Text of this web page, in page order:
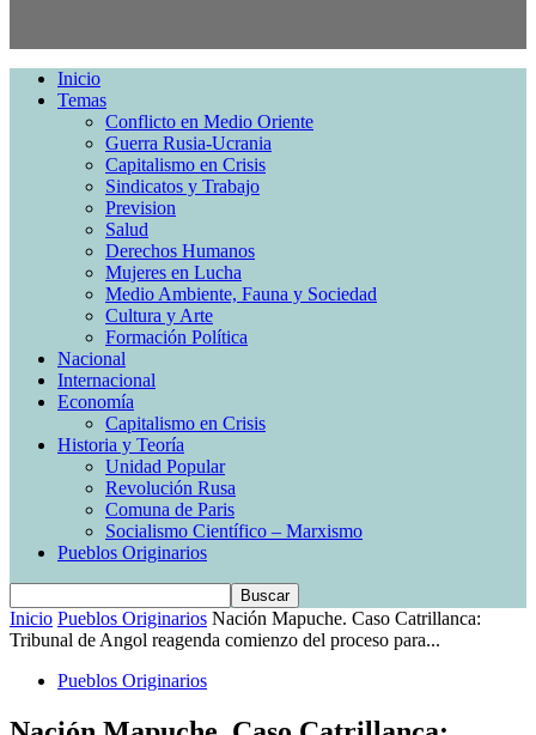
Inicio
Temas
Conflicto en Medio Oriente
Guerra Rusia-Ucrania
Capitalismo en Crisis
Sindicatos y Trabajo
Prevision
Salud
Derechos Humanos
Mujeres en Lucha
Medio Ambiente, Fauna y Sociedad
Cultura y Arte
Formación Política
Nacional
Internacional
Economía
Capitalismo en Crisis
Historia y Teoría
Unidad Popular
Revolución Rusa
Comuna de Paris
Socialismo Científico – Marxismo
Pueblos Originarios
Inicio Pueblos Originarios Nación Mapuche. Caso Catrillanca:
Tribunal de Angol reagenda comienzo del proceso para...
Pueblos Originarios